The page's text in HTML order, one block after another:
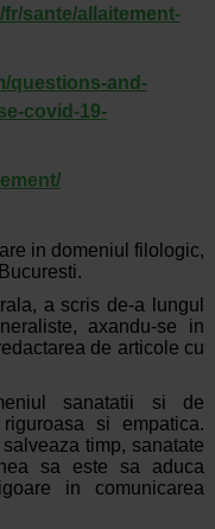
sante/allaitement-
questions-and-
covid-19-
in domeniul filologic,
a scris de-a lungul
axandu-se in
de articole cu
sanatatii si de
si empatica.
timp, sanatate
sa este sa aduca
in comunicarea